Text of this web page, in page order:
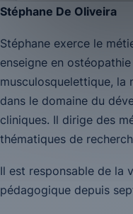
Stéphane De Oliveira
Stéphane exerce le
enseigne en
musculosquelettique, la
dans le domaine du
cliniques. Il dirige des
thématiques de
Il est responsable de la
pédagogique depuis